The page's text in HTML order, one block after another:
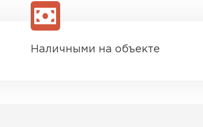
Наличными на объекте